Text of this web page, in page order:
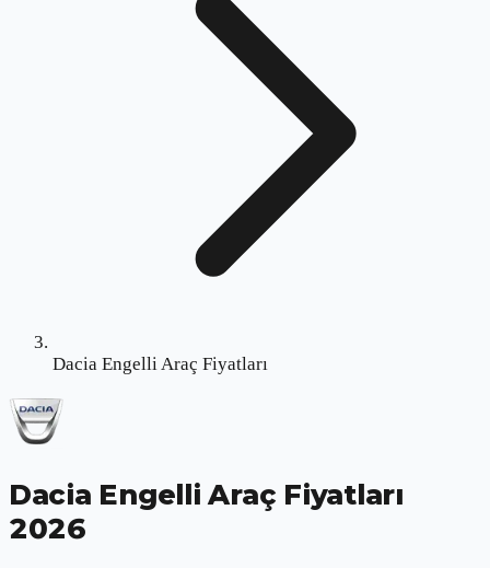
Dacia Engelli Araç Fiyatları
Dacia Engelli Araç Fiyatları
2026